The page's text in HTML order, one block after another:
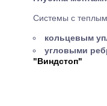
Системы с
кольцевым
угловыми
"Виндстоп"